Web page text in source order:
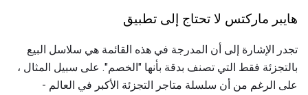
هايبر ماركتس لا تحتاج إلى تطبيق
تجدر الإشارة إلى أن المدرجة في هذه القائمة هي سلاسل البيع
بالتجزئة فقط التي تصنف بدقة بأنها "الخصم". على سبيل المثال ،
على الرغم من أن سلسلة متاجر التجزئة الأكبر في العالم -